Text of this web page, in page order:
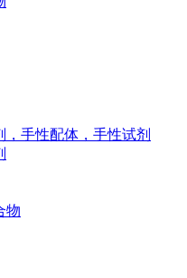
，手性配体，手性试剂
物